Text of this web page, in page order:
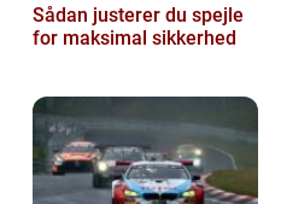
Sådan justerer du spejle
for maksimal sikkerhed